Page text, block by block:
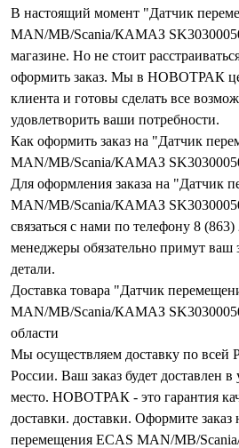
В настоящий момент "Датчик
MAN/MB/Scania/КАМАЗ
магазине. Но не стоит
оформить заказ. Мы в НОВОТРАК
клиента и готовы сделать все
удовлетворить ваши потребности.
Как оформить заказ на "Датчик
MAN/MB/Scania/КАМАЗ
Для оформления заказа на "Датчик
MAN/MB/Scania/КАМАЗ
связаться с нами по телефону 8
менеджеры обязательно примут ваш
детали.
Доставка товара "Датчик
MAN/MB/Scania/КАМАЗ
области
Мы осуществляем доставку по всей
России. Ваш заказ будет доставлен в
место. НОВОТРАК - это гарантия
доставки. доставки. Оформите
перемещения ECAS MAN/MB/